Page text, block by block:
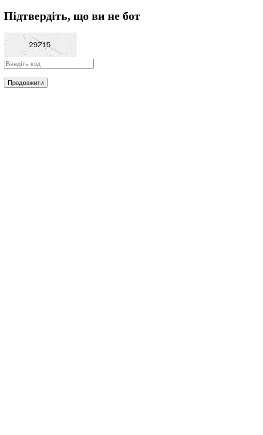
Підтвердіть, що ви не бот
Продовжити